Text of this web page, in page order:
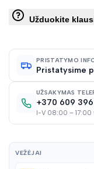
Užduokite
PRISTATYMO
Pristatysime
UŽSAKYMAS
+370 609
I-V 08:00 – 17:00
VEŽĖJAI